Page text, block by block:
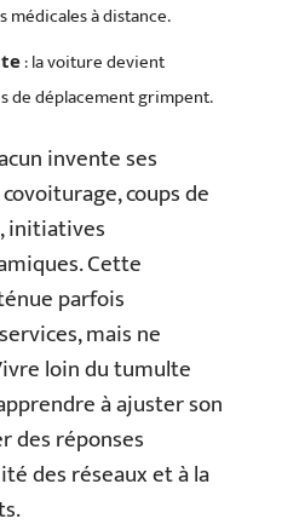
à distance.
: la voiture devient
de déplacement grimpent.
invente ses
coups de
initiatives
Cette
parfois
mais ne
loin du tumulte
à ajuster son
des réponses
des réseaux et à la